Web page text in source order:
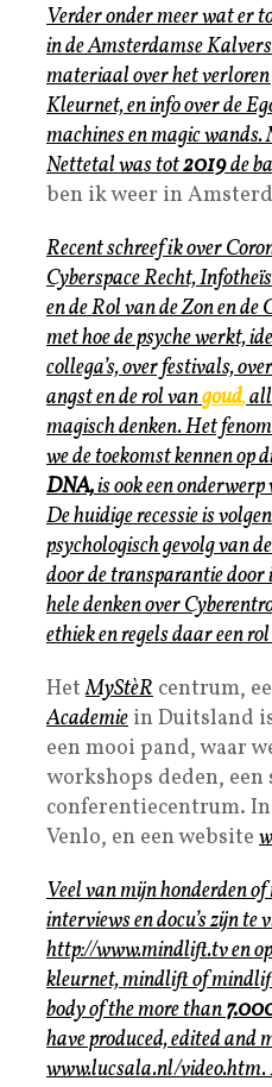
Verder onder meer wat er
in de Amsterdamse
materiaal over het
Kleurnet, en info over de
machines en magic wands.
Nettetal was tot2019de
ben ik weer in
Recent schreef ik over
Cyberspace Recht,
en de Rol van de Zon en
met hoe de psyche werkt,
collega’s, over festivals,
angst en de rol vangoud,
magisch denken. Het
we de toekomst kennen op
DNA,is ook een
De huidige recessie is
psychologisch gevolg van
door de transparantie
hele denken over
ethiek en regels daar een
HetMyStèR centrum,
Academie in Duitsland
een mooi pand, waar
workshops deden,
conferentiecentrum.
Venlo, en een website
Veel van mijn honderden
interviews en docu’s zijn te
http://www.mindlift.tven
kleurnet, mindlift of
body of the more than
have produced, edited and
www.lucsala.nl/video.htm.